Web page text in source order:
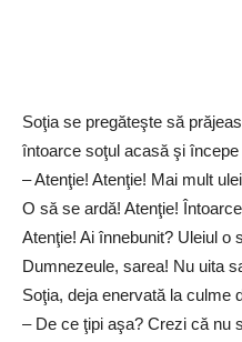
Soţia se pregăteşte să
întoarce soţul acasă şi începe
– Atenţie! Atenţie! Mai mult
O să se ardă! Atenţie!
Atenţie! Ai înnebunit? Uleiul o
Dumnezeule, sarea! Nu uita
Soţia, deja enervată la culme
– De ce ţipi aşa? Crezi că nu